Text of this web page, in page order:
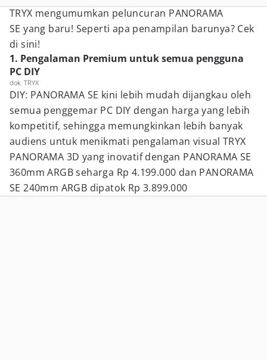
TRYX mengumumkan peluncuran PANORAMA
SE yang baru! Seperti apa penampilan barunya? Cek
di sini!
1. Pengalaman Premium untuk semua pengguna
PC DIY
dok. TRYX
DIY: PANORAMA SE kini lebih mudah dijangkau oleh
semua penggemar PC DIY dengan harga yang lebih
kompetitif, sehingga memungkinkan lebih banyak
audiens untuk menikmati pengalaman visual TRYX
PANORAMA 3D yang inovatif dengan PANORAMA SE
360mm ARGB seharga Rp 4.199.000 dan PANORAMA
SE 240mm ARGB dipatok Rp 3.899.000